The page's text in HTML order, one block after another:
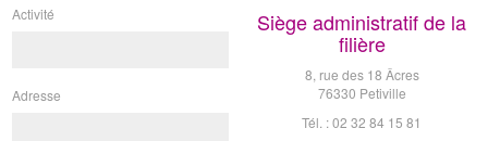
Activité
Adresse
Siège administratif de la
filière
8, rue des 18 Âcres
76330 Petiville
Tél. : 02 32 84 15 81